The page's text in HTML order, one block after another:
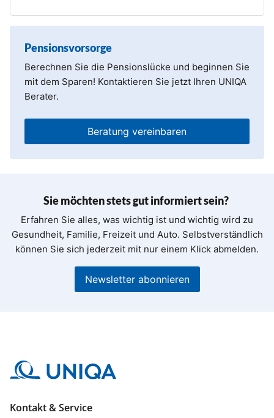
Pensionsvorsorge
Berechnen Sie die Pensionslücke und beginnen Sie
mit dem Sparen! Kontaktieren Sie jetzt Ihren UNIQA
Berater.
Beratung vereinbaren
Sie möchten stets gut informiert sein?
Erfahren Sie alles, was wichtig ist und wichtig wird zu
Gesundheit, Familie, Freizeit und Auto. Selbstverständlich
können Sie sich jederzeit mit nur einem Klick abmelden.
Newsletter abonnieren
Kontakt & Service